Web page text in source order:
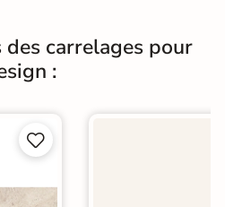
carrelages pour
:

